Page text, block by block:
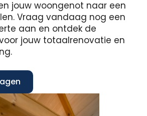
jouw woongenot naar een
Vraag vandaag nog een
aan en ontdek de
jouw totaalrenovatie en